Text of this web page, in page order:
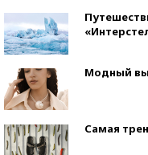
Модный
Самая